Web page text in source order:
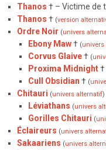
Thanos † – Victime de
Thanos † (version
Ordre Noir (univers
Ebony Maw † (
Corvus Glaive † (
Proxima Midnight †
Cull Obsidian † (
Chitauri (univers alternatif)
Léviathans (univers
Gorilles Chitauri (
Éclaireurs (univers
Sakaariens (univers